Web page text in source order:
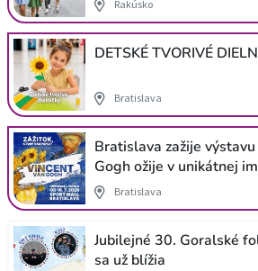
Rakúsko
DETSKÉ TVORIVÉ
Bratislava
Bratislava zažije
Gogh ožije v unikátnej
Bratislava
Jubilejné 30. Goralské
sa už blížia